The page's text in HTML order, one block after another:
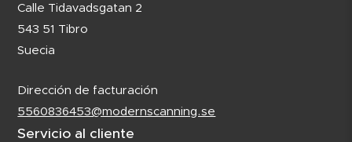
Calle Tidavadsgatan 2
543 51 Tibro
Suecia
Dirección de facturación
5560836453@modernscanning.se
Servicio al cliente